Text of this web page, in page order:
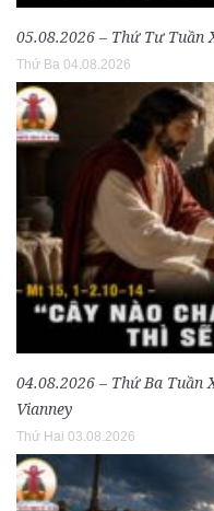
05.08.2026 – Thứ Tư Tuần
Thứ Ba 04.08.2026
04.08.2026 – Thứ Ba Tuần
Vianney
Thứ Hai 03.08.2026